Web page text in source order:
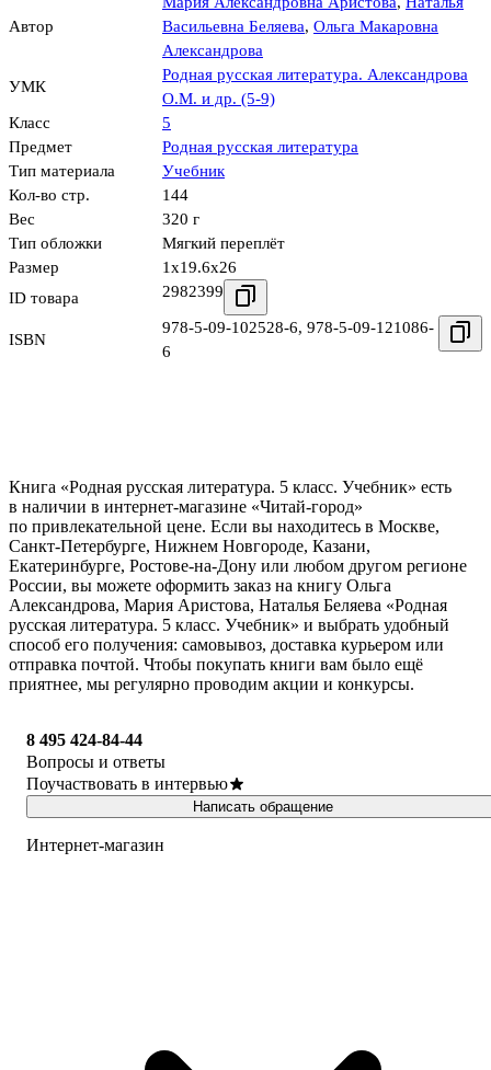
Автор
Васильевна Беляева, Ольга Макаровна
Александрова
УМК
Родная русская литература. Александрова
О.М. и др. (5-9)
Класс
5
Предмет
Родная русская литература
Тип материала
Учебник
Кол-во стр.
144
Вес
320 г
Тип обложки
Мягкий переплёт
Размер
1x19.6x26
ID товара
2982399
ISBN
978-5-09-102528-6, 978-5-09-121086-
6
Книга «Родная русская литература. 5 класс. Учебник» есть
в наличии в интернет-магазине «Читай-город»
по привлекательной цене. Если вы находитесь в Москве,
Санкт-Петербурге, Нижнем Новгороде, Казани,
Екатеринбурге, Ростове-на-Дону или любом другом регионе
России, вы можете оформить заказ на книгу Ольга
Александрова, Мария Аристова, Наталья Беляева «Родная
русская литература. 5 класс. Учебник» и выбрать удобный
способ его получения: самовывоз, доставка курьером или
отправка почтой. Чтобы покупать книги вам было ещё
приятнее, мы регулярно проводим акции и конкурсы.
8 495 424-84-44
Вопросы и ответы
Поучаствовать в интервью
Написать обращение
Интернет-магазин